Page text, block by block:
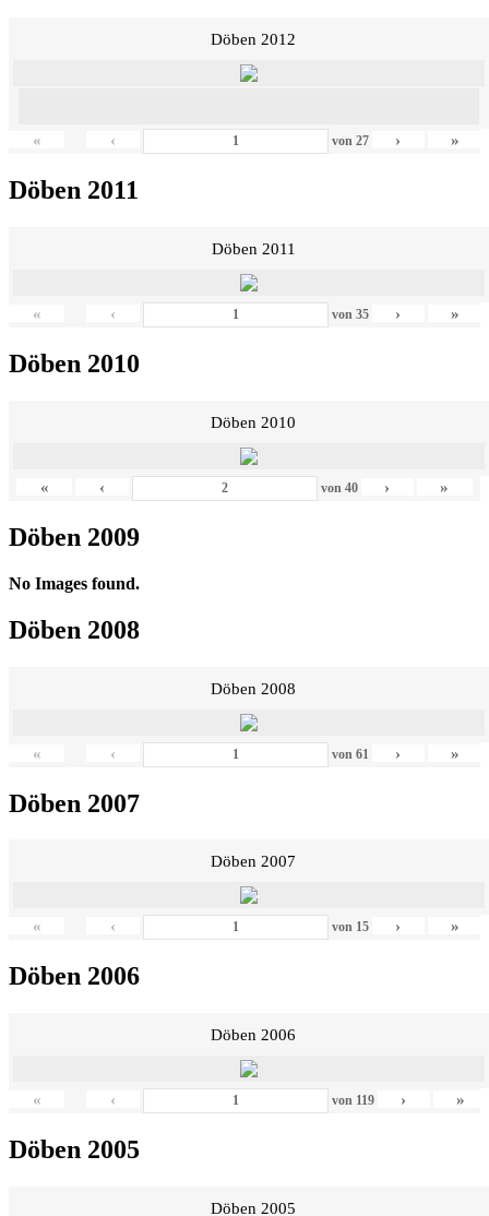
Döben 2012
« ‹ von 27 › »
Döben 2011
Döben 2011
« ‹ von 35 › »
Döben 2010
Döben 2010
« ‹ von 40 › »
Döben 2009
No Images found.
Döben 2008
Döben 2008
« ‹ von 61 › »
Döben 2007
Döben 2007
« ‹ von 15 › »
Döben 2006
Döben 2006
« ‹ von 119 › »
Döben 2005
Döben 2005